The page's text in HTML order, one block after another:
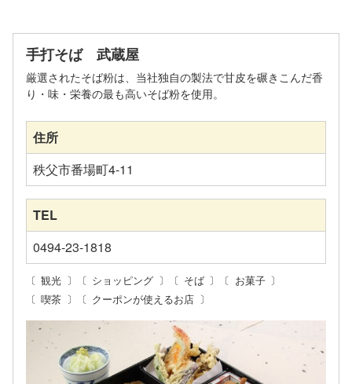
観光 ショッピング そば
お菓子
喫茶
クーポンが使えるお店
手打そば 武蔵屋
厳選されたそば粉は、当社独自の製法で甘皮を碾きこんだ香
り・味・栄養の最も高いそば粉を使用。
住所
秩父市番場町4-11
TEL
0494-23-1818